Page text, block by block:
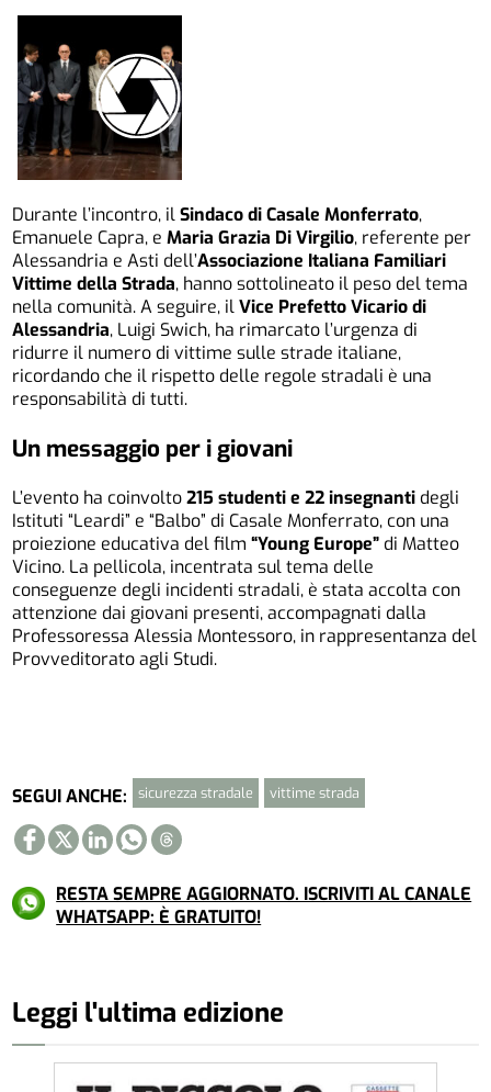
Durante l’incontro, ilSindaco di Casale Monferrato,
Emanuele Capra, eMaria Grazia Di Virgilio, referente per
Alessandria e Asti dell’Associazione Italiana Familiari
Vittime della Strada, hanno sottolineato il peso del tema
nella comunità. A seguire, ilVice Prefetto Vicario di
Alessandria, Luigi Swich, ha rimarcato l’urgenza di
ridurre il numero di vittime sulle strade italiane,
ricordando che il rispetto delle regole stradali è una
responsabilità di tutti.
Un messaggio per i giovani
L’evento ha coinvolto215 studenti e 22 insegnanti degli
Istituti “Leardi” e “Balbo” di Casale Monferrato, con una
proiezione educativa del film“Young Europe” di Matteo
Vicino. La pellicola, incentrata sul tema delle
conseguenze degli incidenti stradali, è stata accolta con
attenzione dai giovani presenti, accompagnati dalla
Professoressa Alessia Montessoro, in rappresentanza del
Provveditorato agli Studi.
SEGUI ANCHE: sicurezza stradale vittime strada
RESTA SEMPRE AGGIORNATO. ISCRIVITI AL CANALE
WHATSAPP: È GRATUITO!
Leggi l'ultima edizione